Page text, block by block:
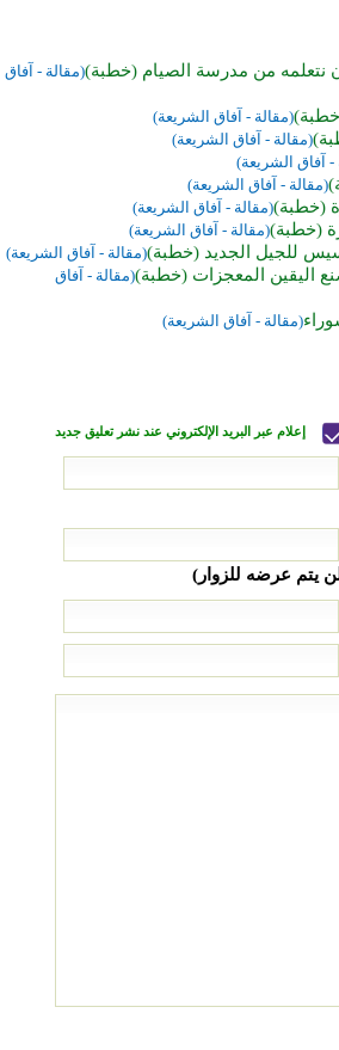
نتعلمه من مدرسة الصيام (خطبة)(مقالة - آفاق
(مقالة - آفاق الشريعة)
(مقالة - آفاق الشريعة)
- آفاق الشريعة)
(مقالة - آفاق الشريعة)
(خطبة)(مقالة - آفاق الشريعة)
(خطبة)(مقالة - آفاق الشريعة)
للجيل الجديد (خطبة)(مقالة - آفاق الشريعة)
اليقين المعجزات (خطبة)(مقالة - آفاق
(مقالة - آفاق الشريعة)
إعلام عبر البريد الإلكتروني عند نشر تعليق جديد
يتم عرضه للزوار)